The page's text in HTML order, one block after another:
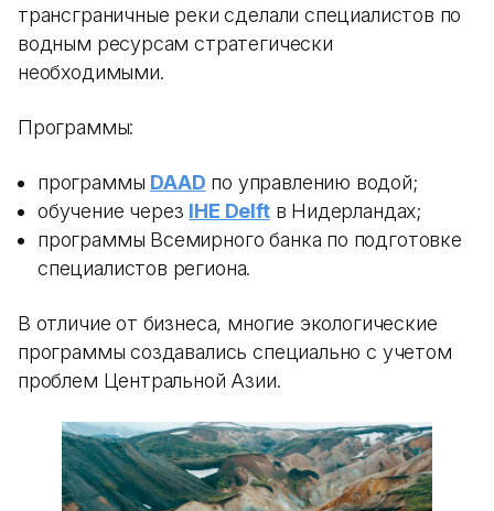
трансграничные реки сделали специалистов по
водным ресурсам стратегически
необходимыми.
Программы:
программы DAAD по управлению водой;
обучение через IHE Delftв Нидерландах;
программы Всемирного банка по подготовке
специалистов региона.
В отличие от бизнеса, многие экологические
программы создавались специально с учетом
проблем Центральной Азии.